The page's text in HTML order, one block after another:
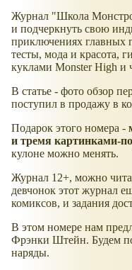
Журнал "Школа
и подчеркнуть свою
приключениях главных
тесты, мода и красота,
куклами Monster High и
В статье - фото обзор
поступил в продажу в
Подарок этого номера -
и тремя картинками-
кулоне можно менять.
Журнал 12+, можно
девчонок этот журнал
комиксов, и задания
В этом номере нам
Фрэнки Штейн. Будем
наряды.